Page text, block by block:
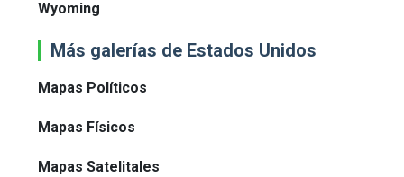
Wyoming
Más galerías de Estados Unidos
Mapas Políticos
Mapas Físicos
Mapas Satelitales